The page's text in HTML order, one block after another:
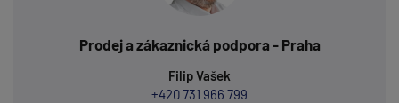
Prodej a zákaznická podpora - Praha
Filip Vašek
+420 731 966 799